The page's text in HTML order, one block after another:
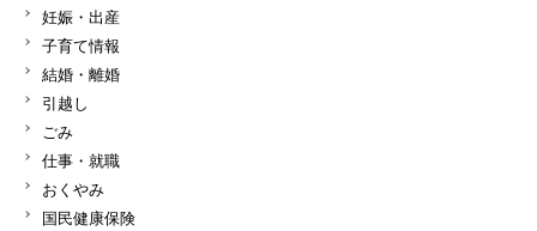
妊娠・出産
子育て情報
結婚・離婚
引越し
ごみ
仕事・就職
おくやみ
国民健康保険